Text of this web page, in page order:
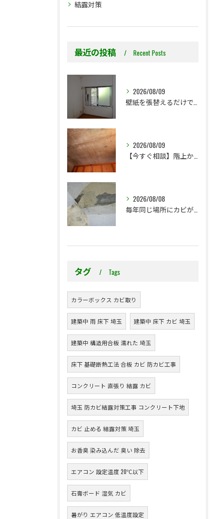
結露対策
最近の投稿 Recent Posts
2026/08/09
2026/08/09
2026/08/08
タグ Tags
カラーボックス カビ取り
建築中 雨 床下 埼玉 建築中 床下 カビ 埼玉
建築中 構造用合板 濡れた 埼玉
床下 基礎断熱工法 合板 カビ 防カビ工事
コンクリート 直張り 結露 カビ
埼玉 防カビ結露対策工事 コンクリート下地
カビ 止める 結露対策 埼玉
お香臭 染み込んだ 臭い 除去
エアコン 設定温度 20℃以下
石膏ボード 湿気 カビ
暑がり エアコン 低温度設定